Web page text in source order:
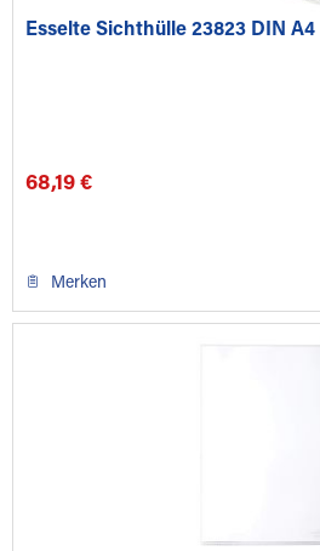
Esselte Sichthülle 23823 DIN
68,19 €
Merken